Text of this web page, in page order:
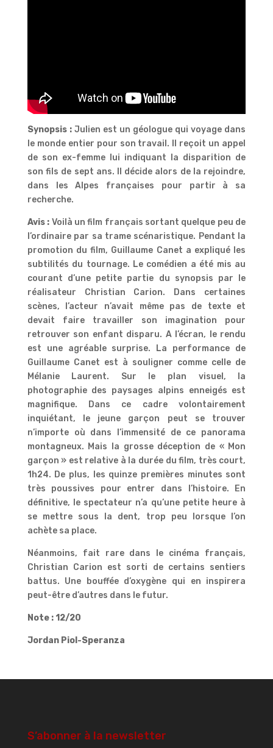
Synopsis :Julien est un géologue qui voyage dans
le monde entier pour son travail. Il reçoit un appel
de son ex-femme lui indiquant la disparition de
son fils de sept ans. Il décide alors de la rejoindre,
dans les Alpes françaises pour partir à sa
recherche.
Avis : Voilà un film français sortant quelque peu de
l’ordinaire par sa trame scénaristique. Pendant la
promotion du film, Guillaume Canet a expliqué les
subtilités du tournage. Le comédien a été mis au
courant d’une petite partie du synopsis par le
réalisateur Christian Carion. Dans certaines
scènes, l’acteur n’avait même pas de texte et
devait faire travailler son imagination pour
retrouver son enfant disparu. A l’écran, le rendu
est une agréable surprise. La performance de
Guillaume Canet est à souligner comme celle de
Mélanie Laurent. Sur le plan visuel, la
photographie des paysages alpins enneigés est
magnifique. Dans ce cadre volontairement
inquiétant, le jeune garçon peut se trouver
n’importe où dans l’immensité de ce panorama
montagneux. Mais la grosse déception de « Mon
garçon » est relative à la durée du film, très court,
1h24. De plus, les quinze premières minutes sont
très poussives pour entrer dans l’histoire. En
définitive, le spectateur n’a qu’une petite heure à
se mettre sous la dent, trop peu lorsque l’on
achète sa place.
Néanmoins, fait rare dans le cinéma français,
Christian Carion est sorti de certains sentiers
battus. Une bouffée d’oxygène qui en inspirera
peut-être d’autres dans le futur.
Note : 12/20
Jordan Piol-Speranza
S’abonner à la newsletter